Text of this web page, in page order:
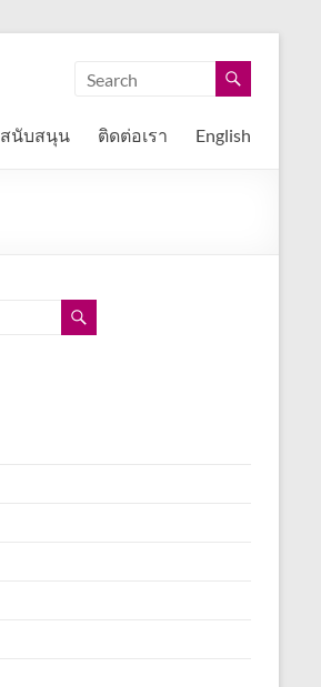
สนับสนุน ติดต่อเรา English